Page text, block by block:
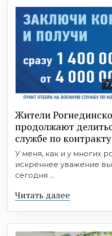
7
Жители
продолжают
службе по контракту
У меня, как и у многих
искреннее уважение
сегодня ...
Читать далее